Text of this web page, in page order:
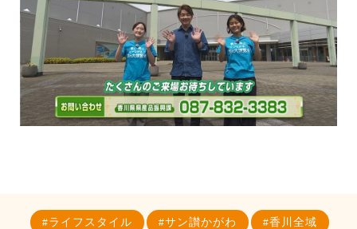
ライフスタイル サン讃かがわ 香川全域